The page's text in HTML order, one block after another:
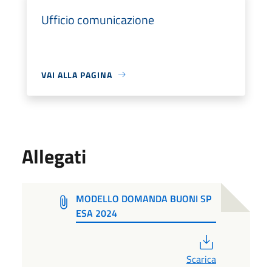
Ufficio comunicazione
VAI ALLA PAGINA
Allegati
MODELLO DOMANDA BUONI SP
ESA 2024
Scarica